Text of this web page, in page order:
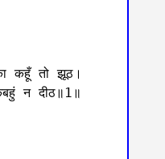
कहूँ तो झूठ।
न दीठ॥1॥